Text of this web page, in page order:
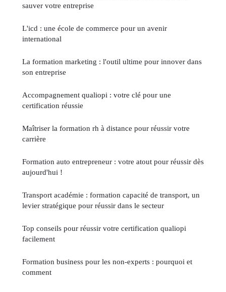
sauver votre entreprise
L'icd : une école de commerce pour un avenir
international
La formation marketing : l'outil ultime pour innover dans
son entreprise
Accompagnement qualiopi : votre clé pour une
certification réussie
Maîtriser la formation rh à distance pour réussir votre
carrière
Formation auto entrepreneur : votre atout pour réussir dès
aujourd'hui !
Transport académie : formation capacité de transport, un
levier stratégique pour réussir dans le secteur
Top conseils pour réussir votre certification qualiopi
facilement
Formation business pour les non-experts : pourquoi et
comment